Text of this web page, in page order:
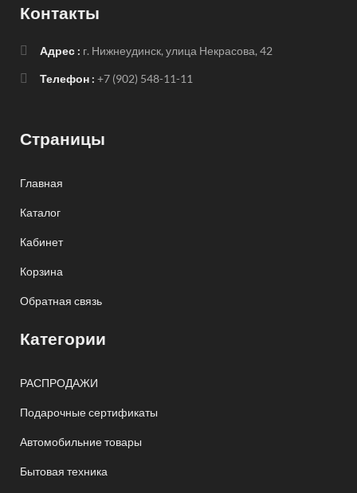
Контакты
Адрес : г. Нижнеудинск, улица Некрасова, 42
Телефон : +7 (902) 548-11-11
Страницы
Главная
Каталог
Кабинет
Корзина
Обратная связь
Категории
РАСПРОДАЖИ
Подарочные сертификаты
Автомобильние товары
Бытовая техника